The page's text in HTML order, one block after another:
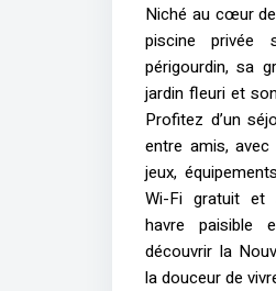
Niché au cœur
piscine privée
périgourdin, sa
jardin fleuri et
Profitez d’un
entre amis,
jeux,
Wi-Fi gratuit et
havre paisible
découvrir la
la douceur de